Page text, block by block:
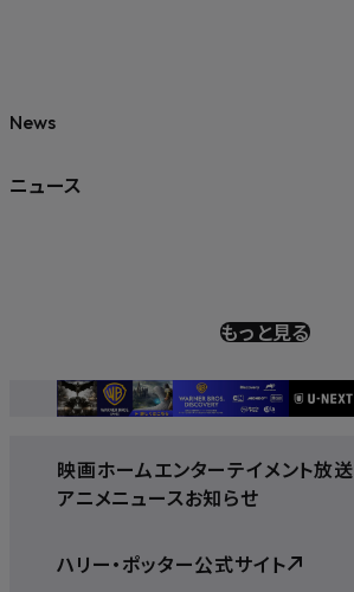
News
ニュース
もっと見る
映画ホームエンターテイメント放送
アニメニュースお知らせ
ハリー・ポッター公式サイト